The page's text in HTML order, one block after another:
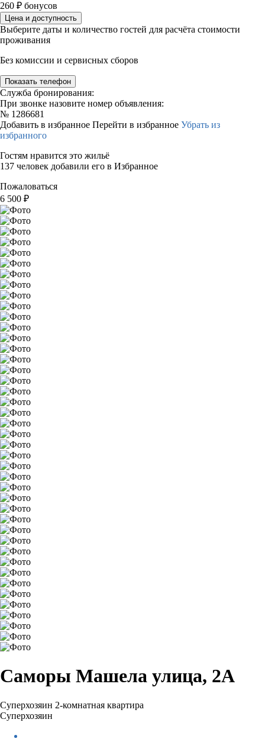
260 ₽ бонусов
Цена и доступность
Выберите даты и количество гостей для расчёта стоимости
проживания
Без комиссии и сервисных сборов
Показать телефон
Служба бронирования:
При звонке назовите номер объявления:
№ 1286681
Добавить в избранное Перейти в избранное Убрать из
избранного
Гостям нравится это жильё
137 человек добавили его в Избранное
Пожаловаться
6 500 ₽
Саморы Машела улица, 2А
Суперхозяин 2-комнатная квартира
Суперхозяин